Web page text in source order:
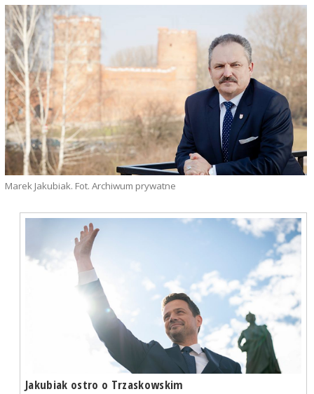
Marek Jakubiak. Fot. Archiwum prywatne
Jakubiak ostro o Trzaskowskim